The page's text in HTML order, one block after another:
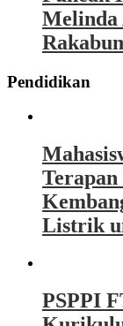
Melinda
Pendidikan
Terapan
Listrik
PSPPI